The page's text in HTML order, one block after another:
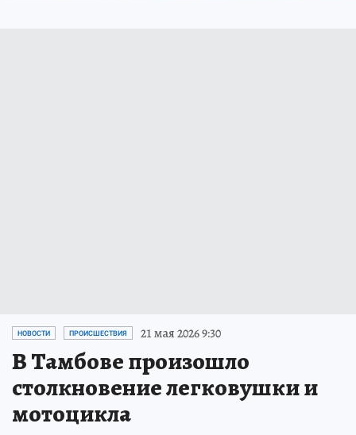
НОВОСТИ ПРОИСШЕСТВИЯ 21 мая 2026 9:30
В Тамбове произошло
столкновение легковушки и
мотоцикла